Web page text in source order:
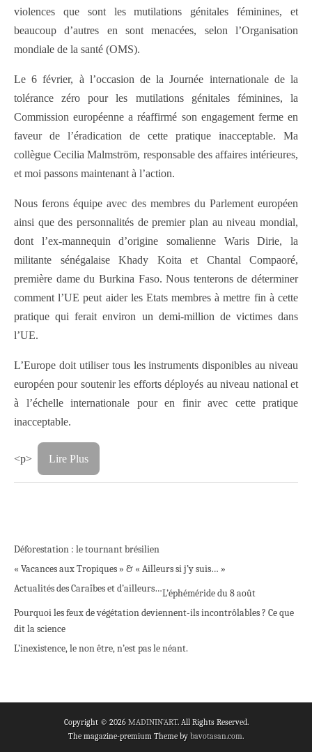
violences que sont les mutilations génitales féminines, et
beaucoup d’autres en sont menacées, selon l’Organisation
mondiale de la santé (OMS).
Le 6 février, à l’occasion de la Journée internationale de la
tolérance zéro pour les mutilations génitales féminines, la
Commission européenne a réaffirmé son engagement ferme en
faveur de l’éradication de cette pratique inacceptable. Ma
collègue Cecilia Malmström, responsable des affaires intérieures,
et moi passons maintenant à l’action.
Nous ferons équipe avec des membres du Parlement européen
ainsi que des personnalités de premier plan au niveau mondial,
dont l’ex-mannequin d’origine somalienne Waris Dirie, la
militante sénégalaise Khady Koita et Chantal Compaoré,
première dame du Burkina Faso. Nous tenterons de déterminer
comment l’UE peut aider les Etats membres à mettre fin à cette
pratique qui ferait environ un demi-million de victimes dans
l’UE.
L’Europe doit utiliser tous les instruments disponibles au niveau
européen pour soutenir les efforts déployés au niveau national et
à l’échelle internationale pour en finir avec cette pratique
inacceptable.
<p> Lire Plus
Déforestation : le tournant brésilien
« Vacances aux Tropiques » & « Ailleurs si j’y suis… »
Actualités des Caraïbes et d’ailleurs…L’éphéméride du 8 août
Pourquoi les feux de végétation deviennent-ils incontrôlables ? Ce que
dit la science
L’inexistence, le non être, n’est pas le néant.
Copyright © 2026 MADININ'ART. All Rights Reserved.
The magazine-premium Theme by bavotasan.com.